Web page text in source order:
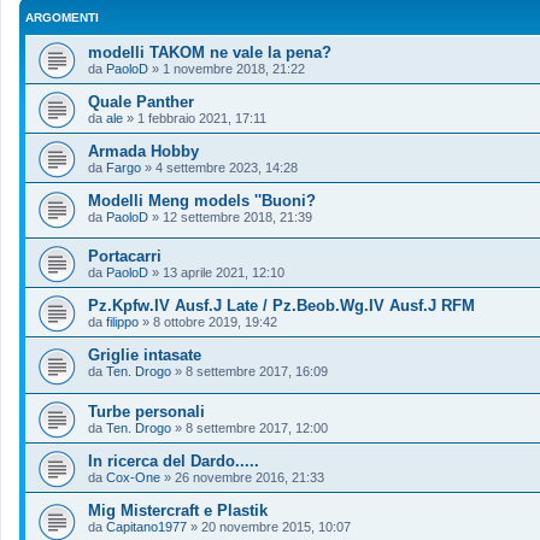
ARGOMENTI
modelli TAKOM ne vale la pena?
da PaoloD » 1 novembre 2018, 21:22
Quale Panther
da ale » 1 febbraio 2021, 17:11
Armada Hobby
da Fargo » 4 settembre 2023, 14:28
Modelli Meng models ''Buoni?
da PaoloD » 12 settembre 2018, 21:39
Portacarri
da PaoloD » 13 aprile 2021, 12:10
Pz.Kpfw.IV Ausf.J Late / Pz.Beob.Wg.IV Ausf.J RFM
da filippo » 8 ottobre 2019, 19:42
Griglie intasate
da Ten. Drogo » 8 settembre 2017, 16:09
Turbe personali
da Ten. Drogo » 8 settembre 2017, 12:00
In ricerca del Dardo.....
da Cox-One » 26 novembre 2016, 21:33
Mig Mistercraft e Plastik
da Capitano1977 » 20 novembre 2015, 10:07